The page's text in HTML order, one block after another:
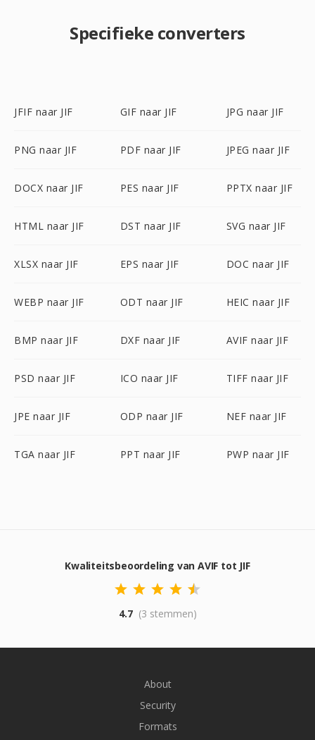
Specifieke converters
JFIF naar JIF GIF naar JIF JPG naar JIF
PNG naar JIF PDF naar JIF JPEG naar JIF
DOCX naar JIF PES naar JIF PPTX naar JIF
HTML naar JIF DST naar JIF SVG naar JIF
XLSX naar JIF EPS naar JIF DOC naar JIF
WEBP naar JIF ODT naar JIF HEIC naar JIF
BMP naar JIF DXF naar JIF AVIF naar JIF
PSD naar JIF ICO naar JIF TIFF naar JIF
JPE naar JIF ODP naar JIF NEF naar JIF
TGA naar JIF PPT naar JIF PWP naar JIF
Kwaliteitsbeoordeling van AVIF tot JIF
4.7 (3 stemmen)
About
Security
Formats